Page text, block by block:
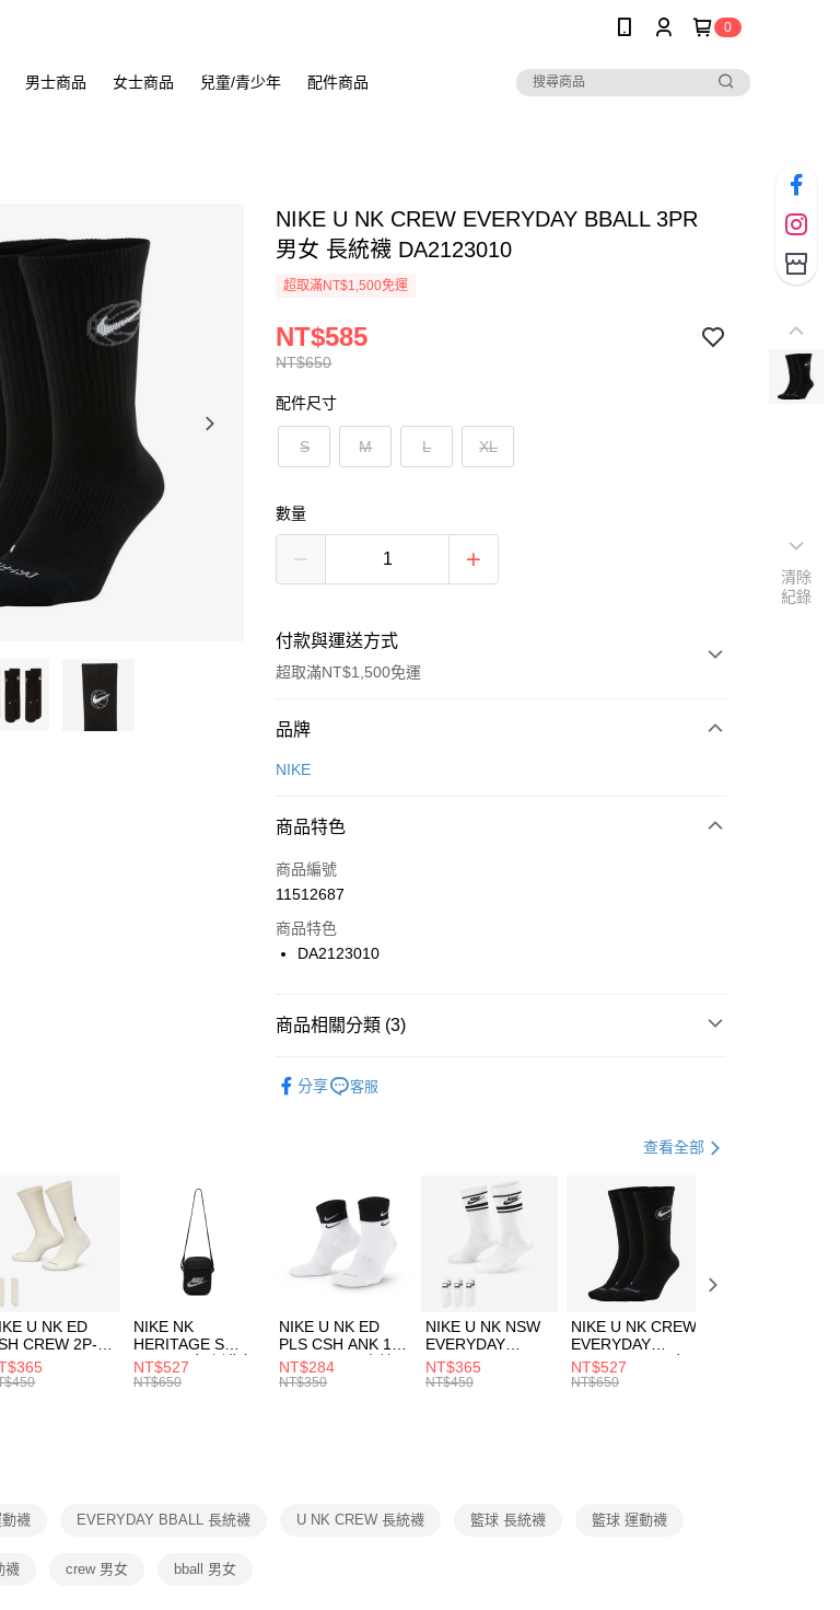
0
男士商品 女士商品 兒童/青少年 配件商品
NIKE U NK CREW EVERYDAY BBALL 3PR
男女 長統襪 DA2123010
超取滿NT$1,500免運
NT$650
NT$585
配件尺寸
S M L XL
數量
付款與運送方式
超取滿NT$1,500免運
付款方式
信用卡一次付款
合作金庫商業銀行
華南商業銀行
上海商業儲蓄銀行
國泰世華商業銀行
聯邦商業銀行
台新國際商業銀行
LINE Pay
Apple Pay
【關於「AFTEE先享後付」】
３．安心：先確認商品／服務後，再付款。
【「AFTEE先享後付」結帳流程】
１．於結帳方式選擇「AFTEE先享後付」後，將跳轉至「AFTEE先享後
付」結帳頁面，進行簡訊認證並確認金額後，即可完成結帳。
２．訂單成立數日內，您將收到繳費通知簡訊。
３．收到繳費通知簡訊後14天內，點擊此簡訊中的連結，可透過四大超商
／ATM／網路銀行／等多元方式進行付款，方視為交易完成。
※ 請注意：結帳手續完成當下不需立刻繳費，但若您需要取消訂單，請聯
絡購買商品的店家。未經商家同意取消之訂單仍視為有效，需透過AFTEE
先享後付繳納相關費用。
交易，需依本服務之必要範圍內提供個人資料，並將交易相關給付款項請
每筆NT$100，滿NT$1,500(含以上)免運費
每筆NT$100，滿NT$1,500(含以上)免運費
付款後門市自取
每筆NT$100，滿NT$1,500(含以上)免運費
品牌
NIKE
商品特色
商品編號
11512687
商品特色
DA2123010
商品相關分類 (3)
分享 客服
查看全部
U NK ED
CREW 2P-
EMBRDY 男
短統襪
NIKE NK
HERITAGE S
SMIT 男女 側背包
BA5871010
NT$527
NT$650
NIKE U NK ED
PLS CSH ANK 1P
144 DBL 男 中統
襪 DH4058104
NT$284
NT$350
NIKE U NK NSW
EVERYDAY
ESSENTIAL CR
男女 短統襪
NT$365
NT$450
NIKE U NK CREW
EVERYDAY
BBALL 3PR 男女
長統襪
NT$527
NT$650
襪 EVERYDAY BBALL 長統襪 U NK CREW 長統襪 籃球 長統襪 籃球 運動襪
襪 crew 男女 bball 男女
清除
紀錄